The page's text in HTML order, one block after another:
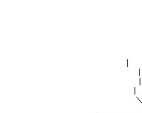
￣￣￣
｀
ジで
の責任
.:
＿＿＿＿＿＿